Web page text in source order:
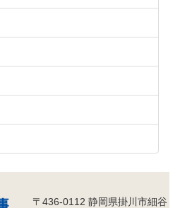
〒436-0112 静岡県掛川市細谷